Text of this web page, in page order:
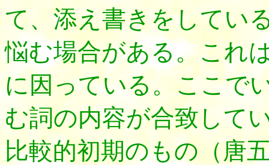
て、添え書きをしてい
悩む場合がある。これ
に因っている。ここで
む詞の内容が合致して
比較的初期のもの（唐